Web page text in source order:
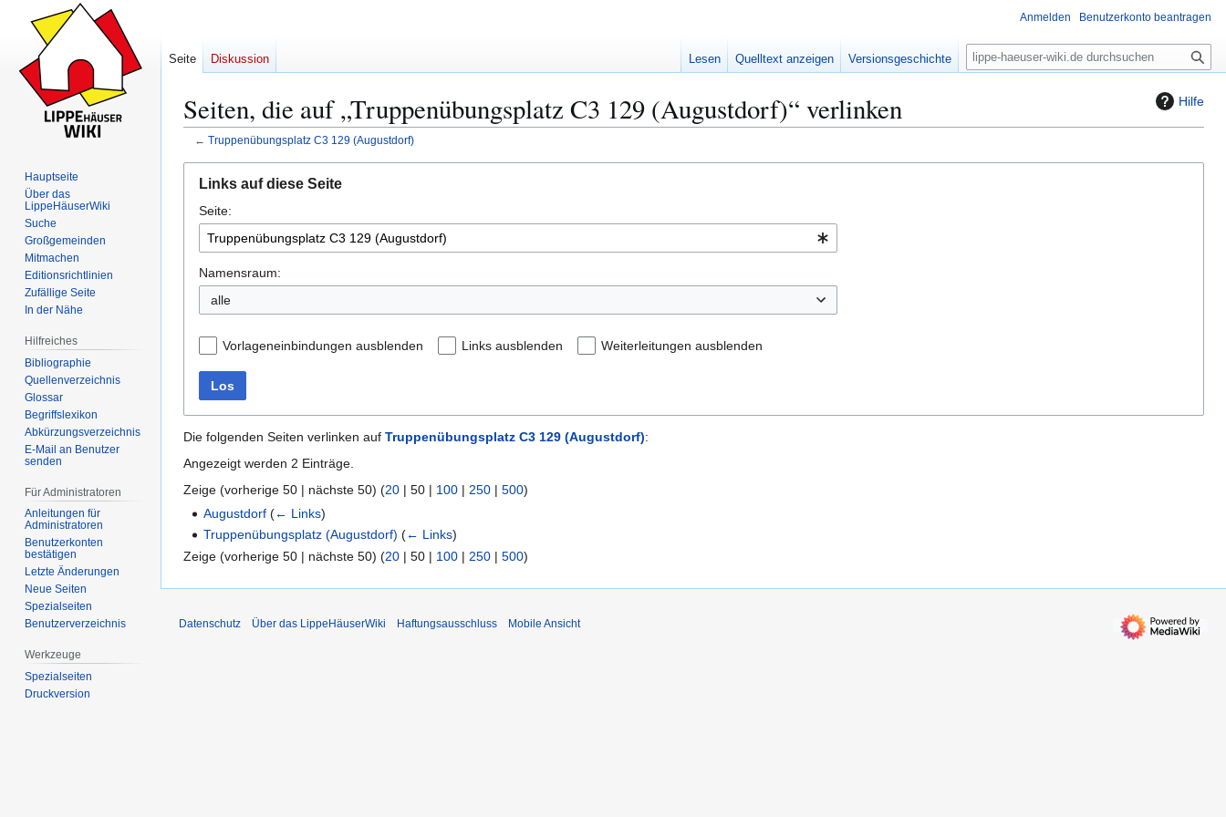
Hilfe
Seiten, die auf „Truppenübungsplatz C3 129 (Augustdorf)“ verlinken
← Truppenübungsplatz C3 129 (Augustdorf)
Navigation
springen
Suche
springen
Links auf diese Seite
Seite:
Namensraum:
alle
Vorlageneinbindungen ausblenden Links ausblenden Weiterleitungen ausblenden
Los
Die folgenden Seiten verlinken auf Truppenübungsplatz C3 129 (Augustdorf):
Angezeigt werden 2 Einträge.
Zeige (vorherige 50 | nächste 50) (20 | 50 | 100 | 250 | 500)
Augustdorf (← Links)
Truppenübungsplatz (Augustdorf) (← Links)
Zeige (vorherige 50 | nächste 50) (20 | 50 | 100 | 250 | 500)
Anmelden Benutzerkonto beantragen
Seite Diskussion Lesen Quelltext anzeigen Versionsgeschichte
S
u
e
Hauptseite
Über das
LippeHäuserWiki
Suche
Großgemeinden
Mitmachen
Editionsrichtlinien
Zufällige Seite
In der Nähe
Hilfreiches
Bibliographie
Quellenverzeichnis
Glossar
Begriffslexikon
Abkürzungsverzeichnis
E-Mail an Benutzer
senden
Für Administratoren
Anleitungen für
Administratoren
Benutzerkonten
bestätigen
Letzte Änderungen
Neue Seiten
Spezialseiten
Benutzerverzeichnis
Werkzeuge
Spezialseiten
Druckversion
Datenschutz Über das LippeHäuserWiki Haftungsausschluss Mobile Ansicht